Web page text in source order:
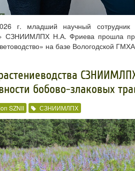
младший научный сотрудник
СЗНИИМЛПХ Н.А. Фриева прошла
на базе Вологодской
бобово-злаковых
SZNII СЗНИИМЛПХ